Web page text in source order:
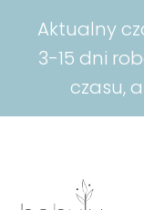
Aktualny
3-15 dni
czasu,